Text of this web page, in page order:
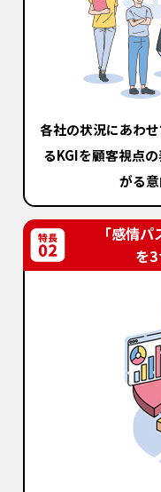
各社の状況にあわせ
るKGIを顧客視点の
がる意
「感情
を